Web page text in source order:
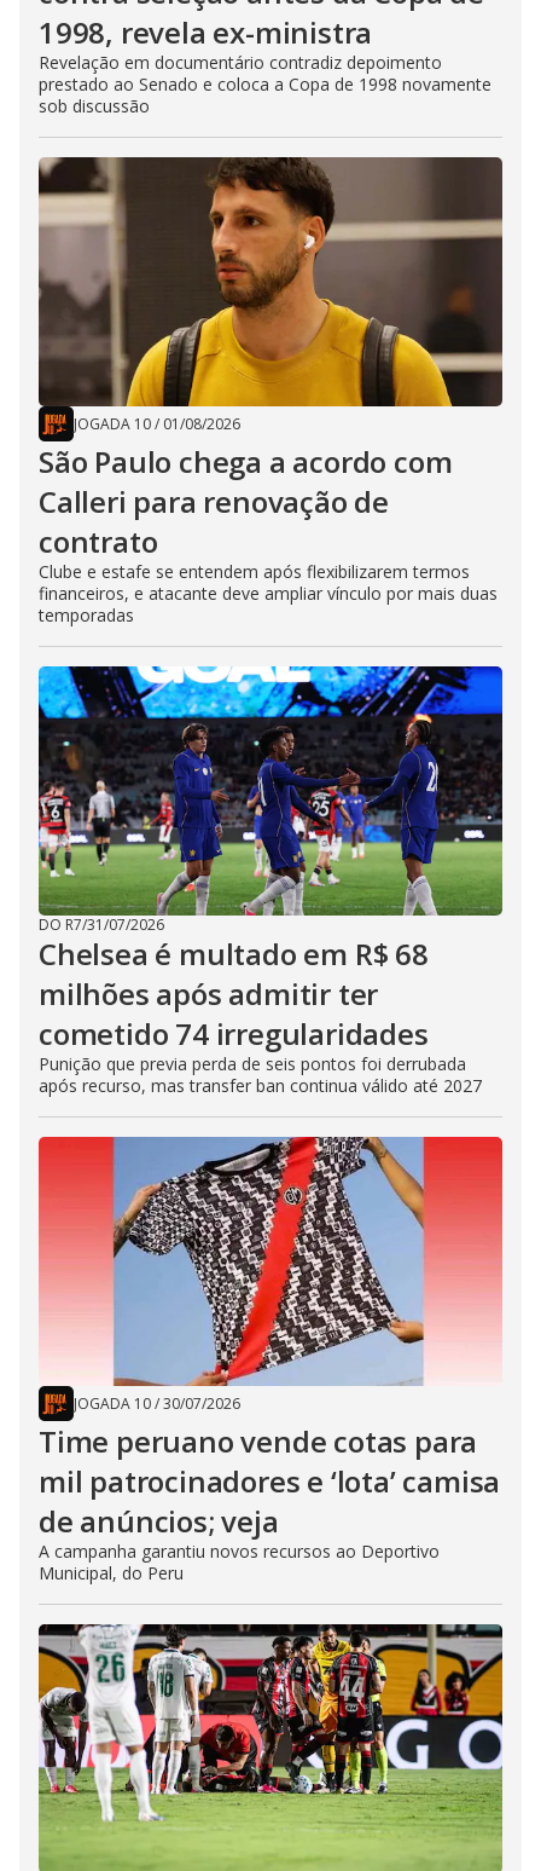
1998, revela ex-ministra
Revelação em documentário contradiz depoimento
prestado ao Senado e coloca a Copa de 1998 novamente
sob discussão
JOGADA 10/ 01/08/2026
São Paulo chega a acordo com
Calleri para renovação de
contrato
Clube e estafe se entendem após flexibilizarem termos
financeiros, e atacante deve ampliar vínculo por mais duas
temporadas
DO R7/31/07/2026
Chelsea é multado em R$ 68
milhões após admitir ter
cometido 74 irregularidades
Punição que previa perda de seis pontos foi derrubada
após recurso, mas transfer ban continua válido até 2027
JOGADA 10/30/07/2026
Time peruano vende cotas para
mil patrocinadores e ‘lota’ camisa
de anúncios; veja
A campanha garantiu novos recursos ao Deportivo
Municipal, do Peru